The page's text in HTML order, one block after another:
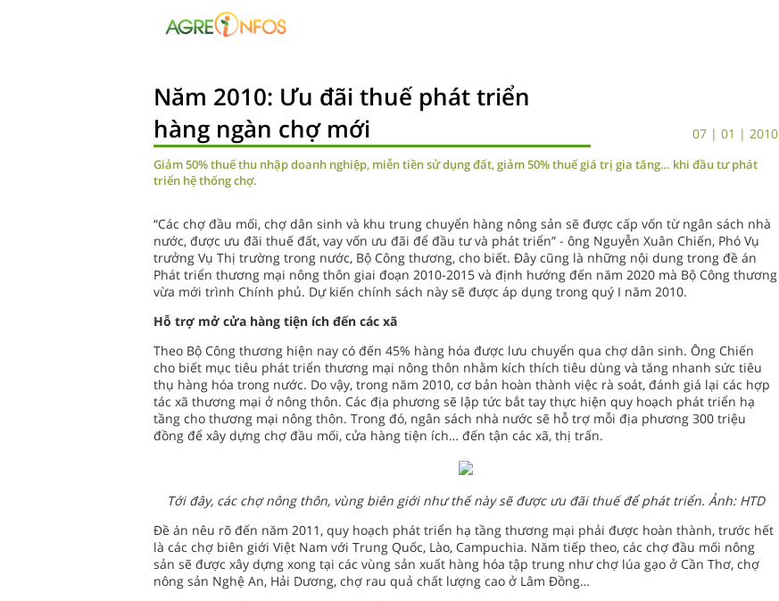
Năm 2010: Ưu đãi thuế phát triển
hàng ngàn chợ mới
07 | 01 | 2010
Giảm 50% thuế thu nhập doanh nghiệp, miễn tiền sử dụng đất, giảm 50% thuế giá trị gia tăng… khi đầu tư phát
triển hệ thống chợ.
“Các chợ đầu mối, chợ dân sinh và khu trung chuyển hàng nông sản sẽ được cấp vốn từ ngân sách nhà
nước, được ưu đãi thuế đất, vay vốn ưu đãi để đầu tư và phát triển” - ông Nguyễn Xuân Chiến, Phó Vụ
trưởng Vụ Thị trường trong nước, Bộ Công thương, cho biết. Đây cũng là những nội dung trong đề án
Phát triển thương mại nông thôn giai đoạn 2010-2015 và định hướng đến năm 2020 mà Bộ Công thương
vừa mới trình Chính phủ. Dự kiến chính sách này sẽ được áp dụng trong quý I năm 2010.
Hỗ trợ mở cửa hàng tiện ích đến các xã
Theo Bộ Công thương hiện nay có đến 45% hàng hóa được lưu chuyển qua chợ dân sinh. Ông Chiến
cho biết mục tiêu phát triển thương mại nông thôn nhằm kích thích tiêu dùng và tăng nhanh sức tiêu
thụ hàng hóa trong nước. Do vậy, trong năm 2010, cơ bản hoàn thành việc rà soát, đánh giá lại các hợp
tác xã thương mại ở nông thôn. Các địa phương sẽ lập tức bắt tay thực hiện quy hoạch phát triển hạ
tầng cho thương mại nông thôn. Trong đó, ngân sách nhà nước sẽ hỗ trợ mỗi địa phương 300 triệu
đồng để xây dựng chợ đầu mối, cửa hàng tiện ích… đến tận các xã, thị trấn.
Tới đây, các chợ nông thôn, vùng biên giới như thế này sẽ được ưu đãi thuế để phát triển. Ảnh: HTD
Đề án nêu rõ đến năm 2011, quy hoạch phát triển hạ tầng thương mại phải được hoàn thành, trước hết
là các chợ biên giới Việt Nam với Trung Quốc, Lào, Campuchia. Năm tiếp theo, các chợ đầu mối nông
sản sẽ được xây dựng xong tại các vùng sản xuất hàng hóa tập trung như chợ lúa gạo ở Cần Thơ, chợ
nông sản Nghệ An, Hải Dương, chợ rau quả chất lượng cao ở Lâm Đồng…